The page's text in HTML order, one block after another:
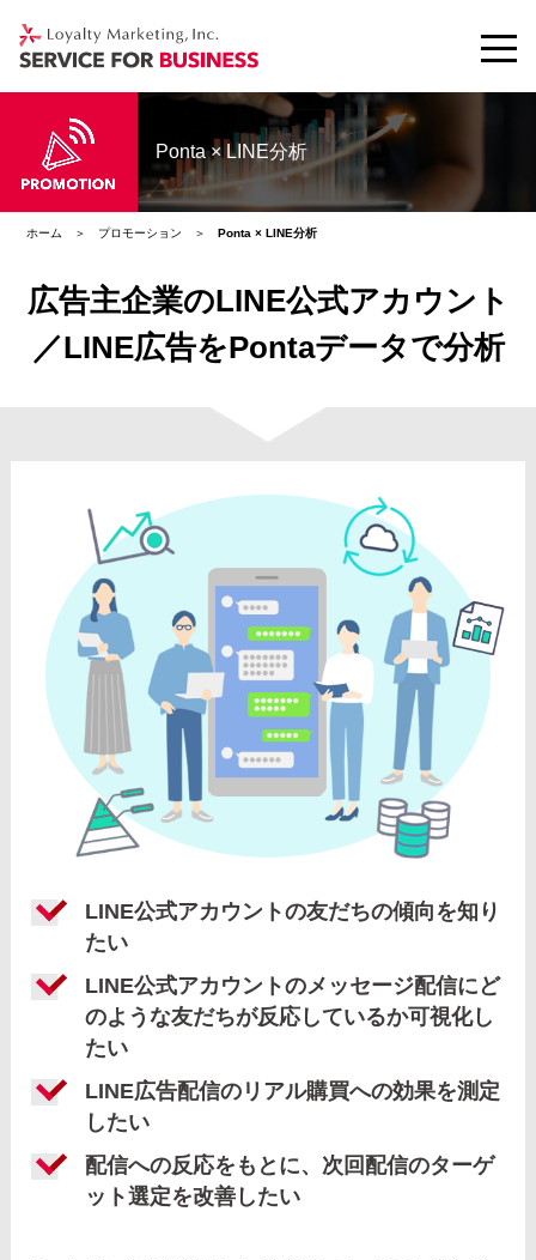
Ponta × LINE分析
ホーム プロモーション Ponta × LINE分析
広告主企業のLINE公式アカウント
／LINE広告をPontaデータで分析
LINE公式アカウントの友だちの傾向を知り
たい
LINE公式アカウントのメッセージ配信にど
のような友だちが反応しているか可視化し
たい
LINE広告配信のリアル購買への効果を測定
したい
配信への反応をもとに、次回配信のターゲ
ット選定を改善したい